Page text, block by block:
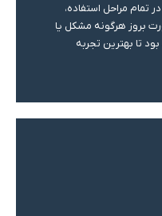
تمام مراحل استفاده،
بروز هرگونه مشکل یا
تا بهترین تجربه